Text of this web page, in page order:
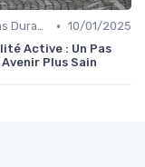
Solutions Durables • 10/01/2025
Active : Un Pas
Plus Sain